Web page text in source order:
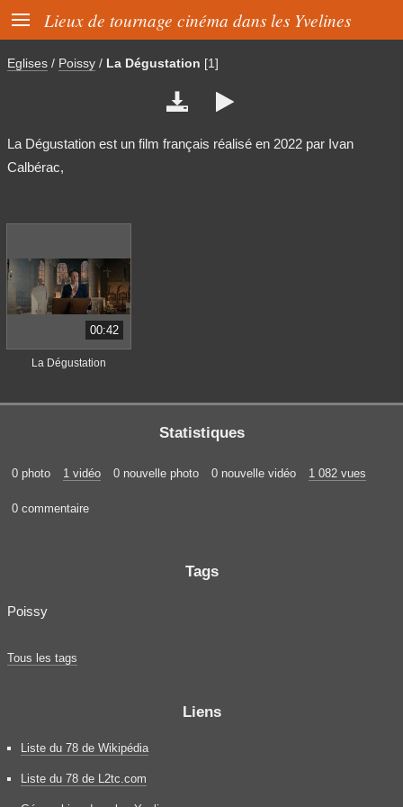
 Lieux de tournage cinéma dans les Yvelines
Eglises / Poissy / La Dégustation [1]
 
La Dégustation est un film français réalisé en 2022 par Ivan
Calbérac,
00:42
La Dégustation
Statistiques
0 photo 1 vidéo 0 nouvelle photo 0 nouvelle vidéo 1 082 vues
0 commentaire
Tags
Poissy
Tous les tags
Liens
Liste du 78 de Wikipédia
Liste du 78 de L2tc.com